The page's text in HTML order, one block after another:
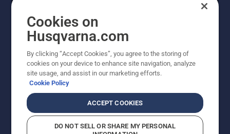
Otros sitios de Husqvarna
Cookies on
Husqvarna.com
By clicking “Accept Cookies”, you agree to the storing of
cookies on your device to enhance site navigation, analyze
site usage, and assist in our marketing efforts.
Cookie Policy
ACCEPT COOKIES
DO NOT SELL OR SHARE MY PERSONAL